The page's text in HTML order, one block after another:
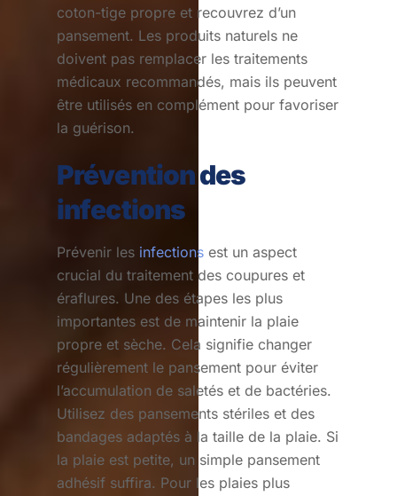
coton-tige propre et recouvrez d’un
pansement. Les produits naturels ne
doivent pas remplacer les traitements
médicaux recommandés, mais ils peuvent
être utilisés en complément pour favoriser
la guérison.
Prévention des
infections
Prévenir les infections est un aspect
crucial du traitement des coupures et
éraflures. Une des étapes les plus
importantes est de maintenir la plaie
propre et sèche. Cela signifie changer
régulièrement le pansement pour éviter
l’accumulation de saletés et de bactéries.
Utilisez des pansements stériles et des
bandages adaptés à la taille de la plaie. Si
la plaie est petite, un simple pansement
adhésif suffira. Pour les plaies plus